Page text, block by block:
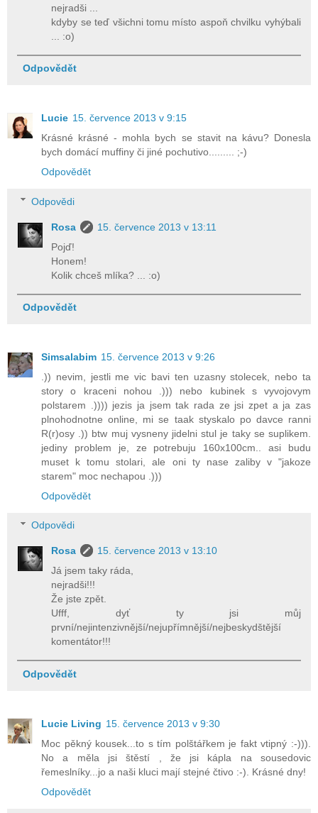
nejradši ...
kdyby se teď všichni tomu místo aspoň chvilku vyhýbali
... :o)
Odpovědět
Lucie 15. července 2013 v 9:15
Krásné krásné - mohla bych se stavit na kávu? Donesla
bych domácí muffiny či jiné pochutivo......... ;-)
Odpovědět
Odpovědi
Rosa
15. července 2013 v 13:11
Pojď!
Honem!
Kolik chceš mlíka? ... :o)
Odpovědět
Simsalabim 15. července 2013 v 9:26
.)) nevim, jestli me vic bavi ten uzasny stolecek, nebo ta
story o kraceni nohou .))) nebo kubinek s vyvojovym
polstarem .)))) jezis ja jsem tak rada ze jsi zpet a ja zas
plnohodnotne online, mi se taak styskalo po davce ranni
R(r)osy .)) btw muj vysneny jidelni stul je taky se suplikem.
jediny problem je, ze potrebuju 160x100cm.. asi budu
muset k tomu stolari, ale oni ty nase zaliby v "jakoze
starem" moc nechapou .)))
Odpovědět
Odpovědi
Rosa
15. července 2013 v 13:10
Já jsem taky ráda,
nejradši!!!
Že jste zpět.
Ufff, dyť ty jsi můj
první/nejintenzivnější/nejupřímnější/nejbeskydštější
komentátor!!!
Odpovědět
Lucie Living 15. července 2013 v 9:30
Moc pěkný kousek...to s tím polštářkem je fakt vtipný :-))).
No a měla jsi štěstí , že jsi kápla na sousedovic
řemeslníky...jo a naši kluci mají stejné čtivo :-). Krásné dny!
Odpovědět